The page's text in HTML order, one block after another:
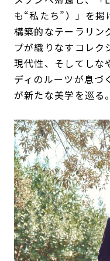
も“私たち”）」を掲
構築的なテーラリン
プが織りなすコレク
現代性、そしてしな
ディのルーツが息づ
が新たな美学を巡る。